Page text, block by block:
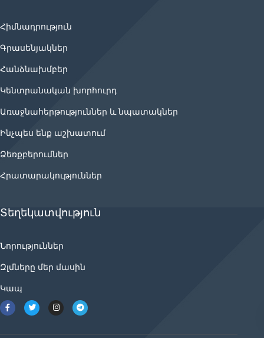
Հիմնադրություն
Գրասենյակներ
Հանձնախմբեր
Կենտրանական խորհուրդ
Առաջնահերթություններ և նպատակներ
Ինչպես ենք աշխատում
Ձեռքբերումներ
Հրատարակություններ
Տեղեկատվություն
Նորություններ
Զլմները մեր մասին
Կապ